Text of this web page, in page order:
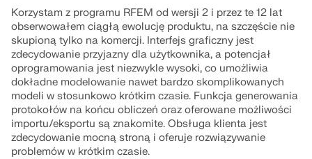
Korzystam z programu RFEM od wersji 2 i przez te 12 lat
obserwowałem ciągłą ewolucję produktu, na szczęście nie
skupioną tylko na komercji. Interfejs graficzny jest
zdecydowanie przyjazny dla użytkownika, a potencjał
oprogramowania jest niezwykle wysoki, co umożliwia
dokładne modelowanie nawet bardzo skomplikowanych
modeli w stosunkowo krótkim czasie. Funkcja generowania
protokołów na końcu obliczeń oraz oferowane możliwości
importu/eksportu są znakomite. Obsługa klienta jest
zdecydowanie mocną stroną i oferuje rozwiązywanie
problemów w krótkim czasie.